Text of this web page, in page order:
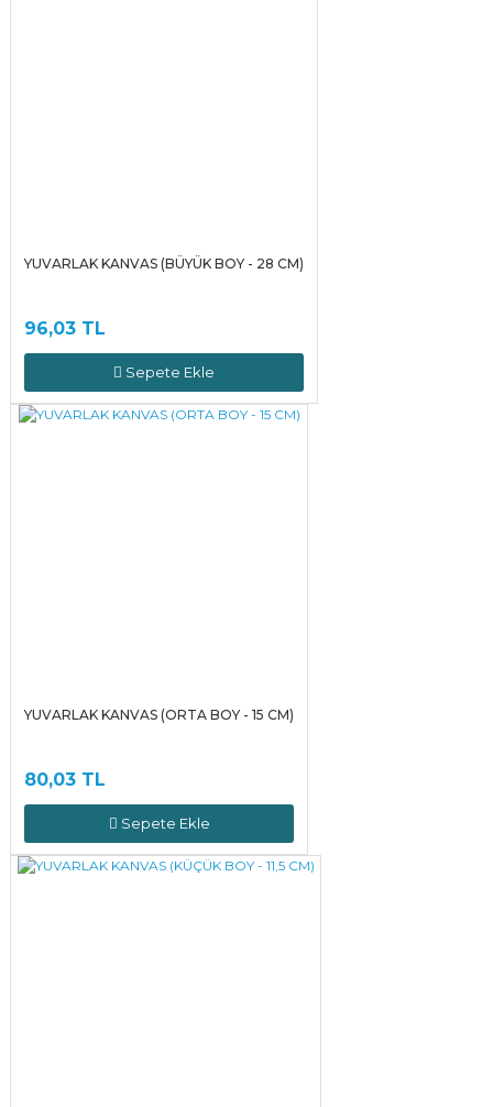
YUVARLAK KANVAS (BÜYÜK BOY - 28 CM)
96,03 TL
Sepete Ekle
YUVARLAK KANVAS (ORTA BOY - 15 CM)
80,03 TL
Sepete Ekle